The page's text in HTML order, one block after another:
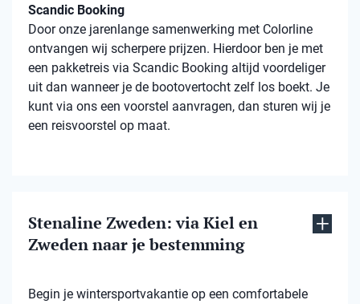
Scandic Booking
Door onze jarenlange samenwerking met Colorline
ontvangen wij scherpere prijzen. Hierdoor ben je met
een pakketreis via Scandic Booking altijd voordeliger
uit dan wanneer je de bootovertocht zelf los boekt. Je
kunt via ons een voorstel aanvragen, dan sturen wij je
een reisvoorstel op maat.
Stenaline Zweden: via Kiel en
Zweden naar je bestemming
Begin je wintersportvakantie op een comfortabele